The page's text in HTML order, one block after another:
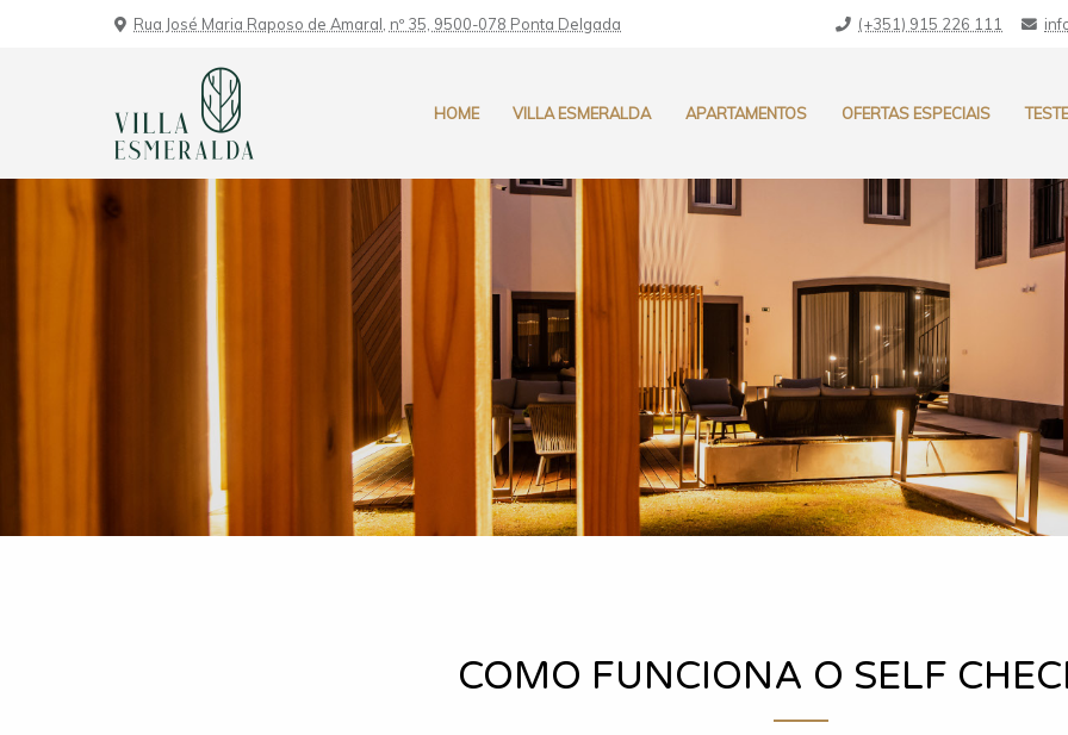
Rua José Maria Raposo de Amaral, nº 35, 9500-078 Ponta Delgada (+351) 915 226 111
HOME VILLA ESMERALDA APARTAMENTOS OFERTAS ESPECIAIS
COMO FUNCIONA O SELF